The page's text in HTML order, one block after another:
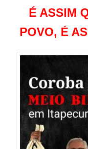
É ASSIM
POVO, É